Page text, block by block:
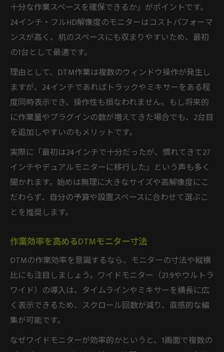
十分な作業スペースを確保できるか」がポイントです。
24インチ・フルHD解像度のモニターはコストパフォーマ
ンスが高く、机のスペースにも収まりやすいため、最初
の1台として最適です。
理由として、DTM作業は複数のウィンドウ操作が発生し
ますが、24インチであればトラックやミキサーをある程
度同時表示でき、操作性も損なわれません。もし将来的
に作業量やプラグインの数が増えてきた場合でも、2台目
を追加しやすいのもメリットです。
実際に「最初は24インチで十分だったが、慣れてきて27
インチやデュアルモニターに移行した」という声も多く
聞かれます。始めは無理に大きなサイズや高解像度にこ
だわらず、自分の予算や設置スペースに合わせて選ぶこ
とを推奨します。
作業効率を高めるDTMモニター寸法
DTMの作業効率を意識するなら、モニターの寸法や縦横
比にも注目しましょう。ワイドモニター（21:9やウルトラ
ワイド）の導入は、タイムラインやミキサーを横長に広
く表示できるため、スクロール回数が減り、直感的な編
集が可能です。
なぜワイドモニターが効率的かというと、1画面で複数の